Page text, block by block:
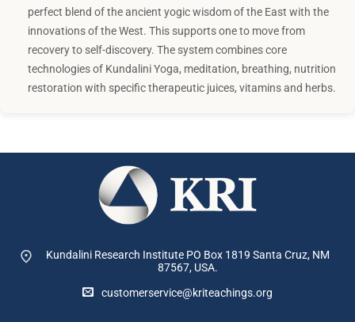
perfect blend of the ancient yogic wisdom of the East with the
innovations of the West. This supports one to move from
recovery to self-discovery. The system combines core
technologies of Kundalini Yoga, meditation, breathing, nutrition
restoration with specific therapeutic juices, vitamins and herbs.
Kundalini Research Institute PO Box 1819 Santa Cruz, NM
87567, USA.
customerservice@kriteachings.org